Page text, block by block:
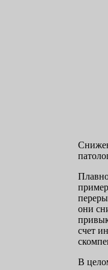
они
счет
В